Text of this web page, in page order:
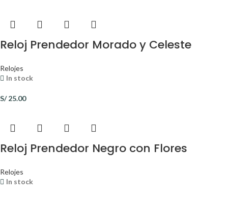
Reloj Prendedor Morado y Celeste
Relojes
In stock
S/25.00
Reloj Prendedor Negro con Flores
Relojes
In stock